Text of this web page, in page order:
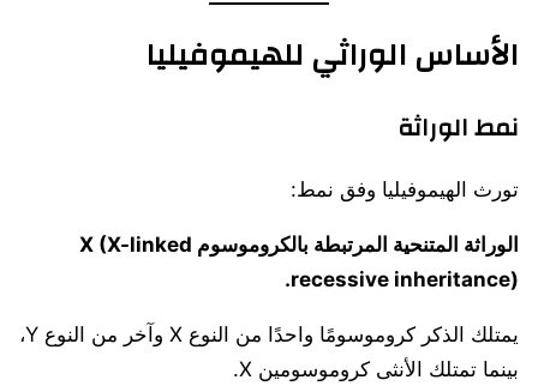
الأساس الوراثي للهيموفيليا
نمط الوراثة
تورث الهيموفيليا وفق نمط:
الوراثة المتنحية المرتبطة بالكروموسوم X (X-linked
recessive inheritance).
يمتلك الذكر كروموسومًا واحدًا من النوع X وآخر من النوع Y،
بينما تمتلك الأنثى كروموسومين X.